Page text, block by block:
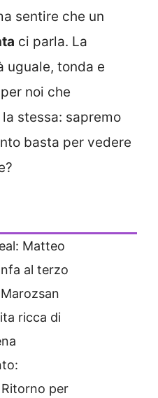
sentire che un
ci parla. La
uguale, tonda e
noi che
stessa: sapremo
basta per vedere
Matteo
al terzo
ricca di
per